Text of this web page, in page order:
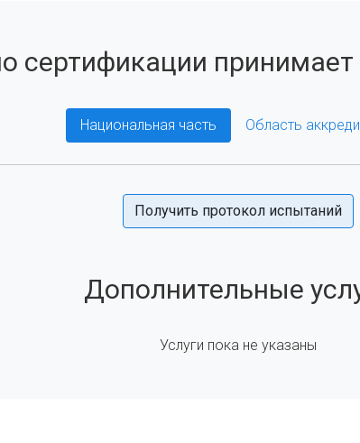
сертификации
Национальная часть Область
Получить протокол испытаний
Дополнительные
Услуги пока не указаны